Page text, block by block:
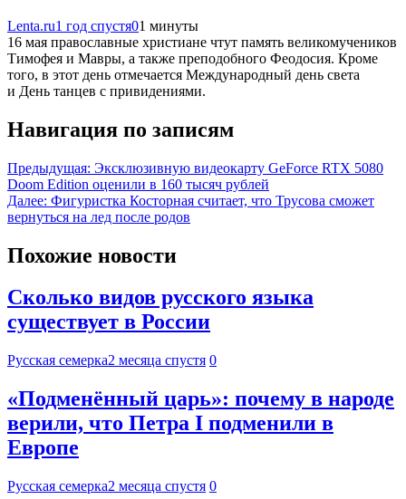
Lenta.ru1 год спустя01 минуты
16 мая православные христиане чтут память великомучеников
Тимофея и Мавры, а также преподобного Феодосия. Кроме
того, в этот день отмечается Международный день света
и День танцев с привидениями.
Навигация по записям
Предыдущая: Эксклюзивную видеокарту GeForce RTX 5080
Doom Edition оценили в 160 тысяч рублей
Далее: Фигуристка Косторная считает, что Трусова сможет
вернуться на лед после родов
Похожие новости
Сколько видов русского языка
существует в России
Русская семерка2 месяца спустя 0
«Подменённый царь»: почему в народе
верили, что Петра I подменили в
Европе
Русская семерка2 месяца спустя 0